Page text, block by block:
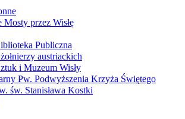
przez Wisłę
Publiczna
austriackich
i Muzeum Wisły
Pw. Podwyższenia Krzyża Świętego
św. Stanisława Kostki